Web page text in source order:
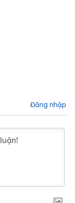
Đăng nhập